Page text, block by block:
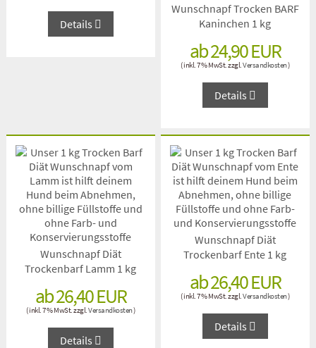
Details
Wunschnapf Trocken BARF
Kaninchen 1 kg
ab 24,90 EUR
( inkl. 7 % MwSt. zzgl.Versandkosten)
Details
Wunschnapf Diät
Trockenbarf Lamm 1 kg
ab 26,40 EUR
( inkl. 7 % MwSt. zzgl.Versandkosten)
Details
Wunschnapf Diät
Trockenbarf Ente 1 kg
ab 26,40 EUR
( inkl. 7 % MwSt. zzgl.Versandkosten)
Details